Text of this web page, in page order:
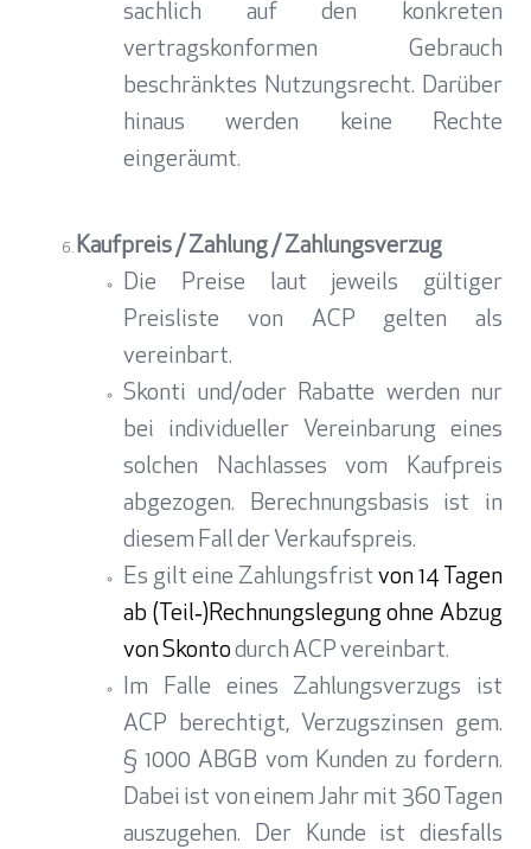
sachlich auf den konkreten
vertragskonformen Gebrauch
beschränktes Nutzungsrecht. Darüber
hinaus werden keine Rechte
eingeräumt.
Kaufpreis / Zahlung / Zahlungsverzug
Die Preise laut jeweils gültiger
Preisliste von ACP gelten als
vereinbart.
Skonti und/oder Rabatte werden nur
bei individueller Vereinbarung eines
solchen Nachlasses vom Kaufpreis
abgezogen. Berechnungsbasis ist in
diesem Fall der Verkaufspreis.
Es gilt eine Zahlungsfrist von 14 Tagen
ab (Teil‑)Rechnungslegung ohne Abzug
von Skonto durch ACP vereinbart.
Im Falle eines Zahlungsverzugs ist
ACP berechtigt, Verzugszinsen gem.
§ 1000 ABGB vom Kunden zu fordern.
Dabei ist von einem Jahr mit 360 Tagen
auszugehen. Der Kunde ist diesfalls